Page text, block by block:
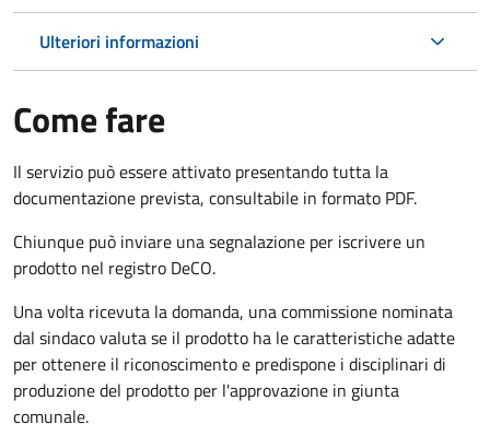
Ulteriori informazioni
Come fare
Il servizio può essere attivato presentando tutta la
documentazione prevista, consultabile in formato PDF.
Chiunque può inviare una segnalazione per iscrivere un
prodotto nel registro DeCO.
Una volta ricevuta la domanda, una commissione nominata
dal sindaco valuta se il prodotto ha le caratteristiche adatte
per ottenere il riconoscimento e predispone i disciplinari di
produzione del prodotto per l'approvazione in giunta
comunale.